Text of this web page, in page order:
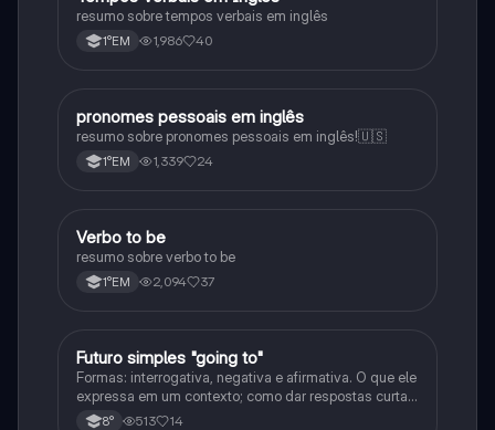
resumo sobre tempos verbais em inglês
1°EM 1,986 40
Inglês
pronomes pessoais em inglês
resumo sobre pronomes pessoais em inglês!🇺🇸
1°EM 1,339 24
Inglês
Verbo to be
resumo sobre verbo to be
1°EM 2,094 37
Inglês
Futuro simples "going to"
Formas: interrogativa, negativa e afirmativa. O que ele
expressa em um contexto; como dar respostas curtas
em uma frase, e as junções com o verbo to be
8° 513 14